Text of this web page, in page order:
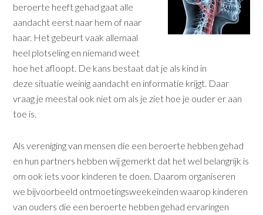
beroerte heeft gehad gaat alle
aandacht eerst naar hem of naar
haar. Het gebeurt vaak allemaal
heel plotseling en niemand weet
hoe het afloopt. De kans bestaat dat je als kind in
deze situatie weinig aandacht en informatie krijgt. Daar
vraag je meestal ook niet om als je ziet hoe je ouder er aan
toe is.
Als vereniging van mensen die een beroerte hebben gehad
en hun partners hebben wij gemerkt dat het wel belangrijk is
om ook iets voor kinderen te doen. Daarom organiseren
we bijvoorbeeld ontmoetingsweekeinden waarop kinderen
van ouders die een beroerte hebben gehad ervaringen